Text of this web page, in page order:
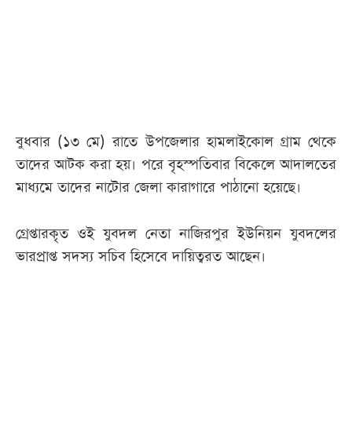
ই-
পেপার
বুধবার (১৩ মে) রাতে উপজেলার হামলাইকোল গ্রাম থেকে
তাদের আটক করা হয়। পরে বৃহস্পতিবার বিকেলে আদালতের
মাধ্যমে তাদের নাটোর জেলা কারাগারে পাঠানো হয়েছে।
গ্রেপ্তারকৃত ওই যুবদল নেতা নাজিরপুর ইউনিয়ন যুবদলের
ভারপ্রাপ্ত সদস্য সচিব হিসেবে দায়িত্বরত আছেন।